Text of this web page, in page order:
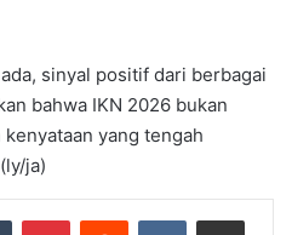
sinyal positif dari berbagai
bahwa IKN 2026 bukan
yang tengah
ja)
Tumblr PinterestReddit VKontakteShare via Email